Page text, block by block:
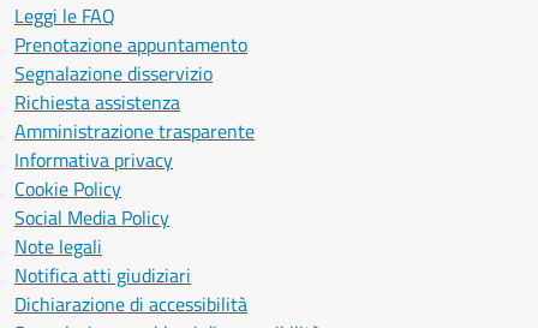
Leggi le FAQ
Prenotazione appuntamento
Segnalazione disservizio
Richiesta assistenza
Amministrazione trasparente
Informativa privacy
Cookie Policy
Social Media Policy
Note legali
Notifica atti giudiziari
Dichiarazione di accessibilità